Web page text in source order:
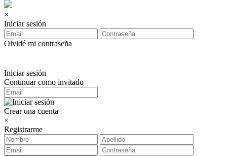
×
Iniciar sesión
Olvidé mi contraseña
Iniciar sesión
Continuar como invitado
Crear una cuenta
×
Registrarme